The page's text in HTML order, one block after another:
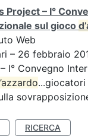
Project – I°
sul gioco
Web
– 26 febbraio
I° Convegno
RICERCA